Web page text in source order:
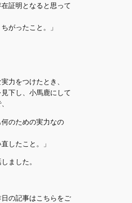
証明となると思って
がったこと。」
実力をつけたとき、
下し、小馬鹿にして
のための実力なの
したこと。」
ました。
日の記事はこちらをご